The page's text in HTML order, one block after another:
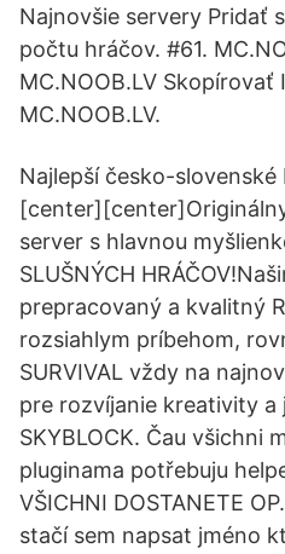
Najnovšie servery Pridať
počtu hráčov. #61.
MC.NOOB.LV Skopírovať
MC.NOOB.LV.
Najlepší česko-
server s hlavnou
SLUŠNÝCH
prepracovaný a kvalitný
rozsiahlym príbehom,
SURVIVAL vždy na
pre rozvíjanie kreativity a
SKYBLOCK. Čau všichni
pluginama potřebuju
VŠICHNI DOSTANETE
stačí sem napsat jméno